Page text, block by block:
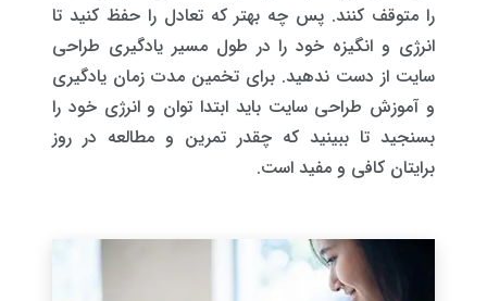
را متوقف کنند. پس چه بهتر که تعادل را حفظ کنید تا
انرژی و انگیزه خود را در طول مسیر یادگیری طراحی
سایت از دست ندهید. برای تخمین مدت زمان یادگیری
و آموزش طراحی سایت باید ابتدا توان و انرژی خود را
بسنجید تا ببینید که چقدر تمرین و مطالعه در روز
برایتان کافی و مفید است.